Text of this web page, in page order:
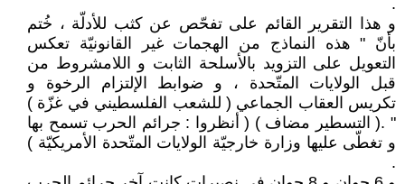
.
و هذا التقرير القائم على تفحّص عن كثب للأدلّة ، خُتم
بأنّ " هذه النماذج من الهجمات غير القانونيّة تعكس
التعويل على التزويد بالأسلحة الثابت و اللامشروط من
قبل الولايات المتّحدة ، و ضوابط الإلتزام الرخوة و
تكريس العقاب الجماعي ( للشعب الفلسطيني في غزّة )
" .( التسطير مضاف ) ( أنظروا : جرائم الحرب تسمح بها
و تغطّى عليها وزارة خارجيّة الولايات المتّحدة الأمريكيّة )
.